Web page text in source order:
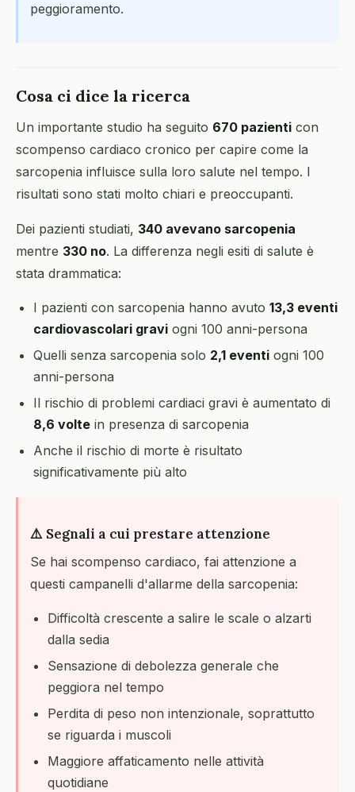
peggioramento.
Cosa ci dice la ricerca
Un importante studio ha seguito 670 pazienti con
scompenso cardiaco cronico per capire come la
sarcopenia influisce sulla loro salute nel tempo. I
risultati sono stati molto chiari e preoccupanti.
Dei pazienti studiati, 340 avevano sarcopenia
mentre 330 no. La differenza negli esiti di salute è
stata drammatica:
I pazienti con sarcopenia hanno avuto 13,3 eventi
cardiovascolari gravi ogni 100 anni-persona
Quelli senza sarcopenia solo 2,1 eventi ogni 100
anni-persona
Il rischio di problemi cardiaci gravi è aumentato di
8,6 volte in presenza di sarcopenia
Anche il rischio di morte è risultato
significativamente più alto
⚠️ Segnali a cui prestare attenzione
Se hai scompenso cardiaco, fai attenzione a
questi campanelli d'allarme della sarcopenia:
Difficoltà crescente a salire le scale o alzarti
dalla sedia
Sensazione di debolezza generale che
peggiora nel tempo
Perdita di peso non intenzionale, soprattutto
se riguarda i muscoli
Maggiore affaticamento nelle attività
quotidiane